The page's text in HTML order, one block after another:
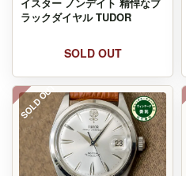
イスター ノンデイト 精悍なブ
ラックダイヤル TUDOR
SOLD OUT
SOLD OUT